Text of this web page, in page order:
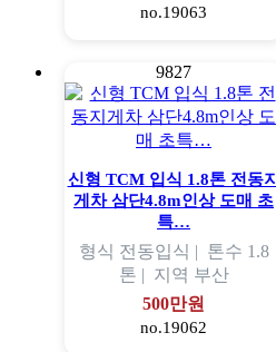
no.19063
9827
신형 TCM 입식 1.8톤 전동지
게차 삼단4.8m인상 도매 초
특…
형식 전동입식 | 톤수 1.8
톤 | 지역 부산
500만원
no.19062